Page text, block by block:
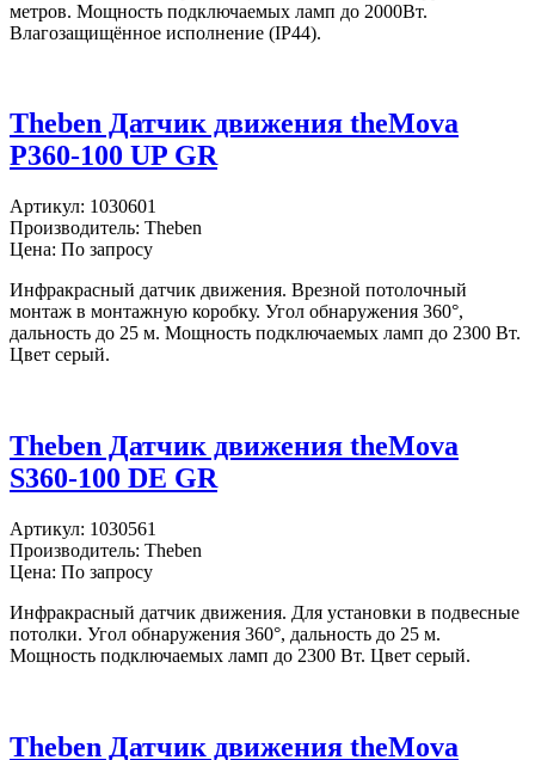
метров. Мощность подключаемых ламп до 2000Вт.
Влагозащищённое исполнение (IP44).
Theben Датчик движения theMova
P360-100 UP GR
Артикул: 1030601
Производитель: Theben
Цена: По запросу
Инфракрасный датчик движения. Врезной потолочный
монтаж в монтажную коробку. Угол обнаружения 360°,
дальность до 25 м. Мощность подключаемых ламп до 2300 Вт.
Цвет серый.
Theben Датчик движения theMova
S360-100 DE GR
Артикул: 1030561
Производитель: Theben
Цена: По запросу
Инфракрасный датчик движения. Для установки в подвесные
потолки. Угол обнаружения 360°, дальность до 25 м.
Мощность подключаемых ламп до 2300 Вт. Цвет серый.
Theben Датчик движения theMova